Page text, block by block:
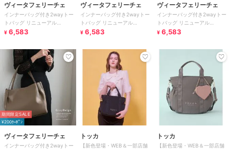
ヴィータフェリーチェ
インナーバッグ付き2wayトー
トバッグ リニューアル
【aroco/アロコ】
¥ 6,583
ヴィータフェリーチェ
インナーバッグ付き2wayトー
トバッグ リニューアル
【aroco/アロコ】
¥ 6,583
ヴィータフェリーチェ
インナーバッグ付き2wayトー
トバッグ リニューアル
【aroco/アロコ】
¥ 6,583
期間限定SALE
¥200ｸｰﾎﾟﾝ
ヴィータフェリーチェ
インナーバッグ付き2wayトー
トッカ
【新色登場・WEB＆一部店舗
トッカ
【新色登場・WEB＆一部店舗